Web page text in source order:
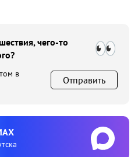
чего-то
в
Отправить